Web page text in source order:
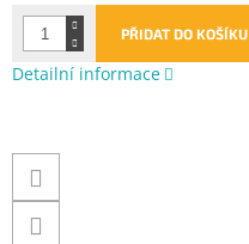
PŘIDAT DO KOŠÍKU
Detailní informace